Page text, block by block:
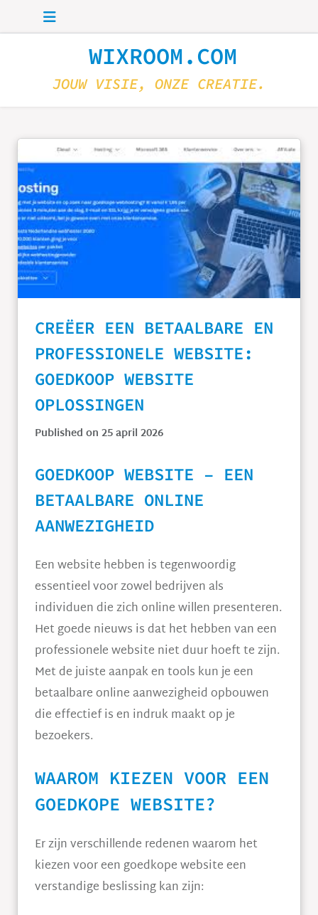
Skip to main content
WIXROOM.COM
JOUW VISIE, ONZE CREATIE.
CREËER EEN BETAALBARE EN
PROFESSIONELE WEBSITE:
GOEDKOOP WEBSITE
OPLOSSINGEN
Published on 25 april 2026
GOEDKOOP WEBSITE – EEN
BETAALBARE ONLINE
AANWEZIGHEID
Een website hebben is tegenwoordig
essentieel voor zowel bedrijven als
individuen die zich online willen presenteren.
Het goede nieuws is dat het hebben van een
professionele website niet duur hoeft te zijn.
Met de juiste aanpak en tools kun je een
betaalbare online aanwezigheid opbouwen
die effectief is en indruk maakt op je
bezoekers.
WAAROM KIEZEN VOOR EEN
GOEDKOPE WEBSITE?
Er zijn verschillende redenen waarom het
kiezen voor een goedkope website een
verstandige beslissing kan zijn: